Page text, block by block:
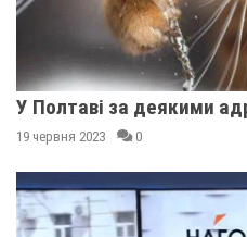
У Полтаві за деякими
19 червня 2023 0